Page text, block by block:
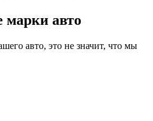
авто
авто, это не значит, что мы